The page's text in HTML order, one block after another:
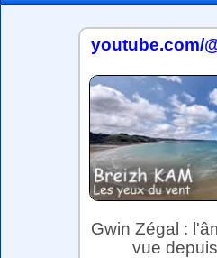
youtube.com/
Gwin Zégal :
vue